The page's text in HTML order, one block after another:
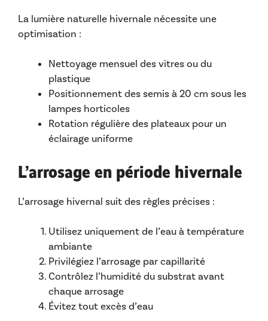
La lumière naturelle hivernale nécessite une
optimisation :
Nettoyage mensuel des vitres ou du
plastique
Positionnement des semis à 20 cm sous les
lampes horticoles
Rotation régulière des plateaux pour un
éclairage uniforme
L’arrosage en période hivernale
L’arrosage hivernal suit des règles précises :
Utilisez uniquement de l’eau à température
ambiante
Privilégiez l’arrosage par capillarité
Contrôlez l’humidité du substrat avant
chaque arrosage
Évitez tout excès d’eau